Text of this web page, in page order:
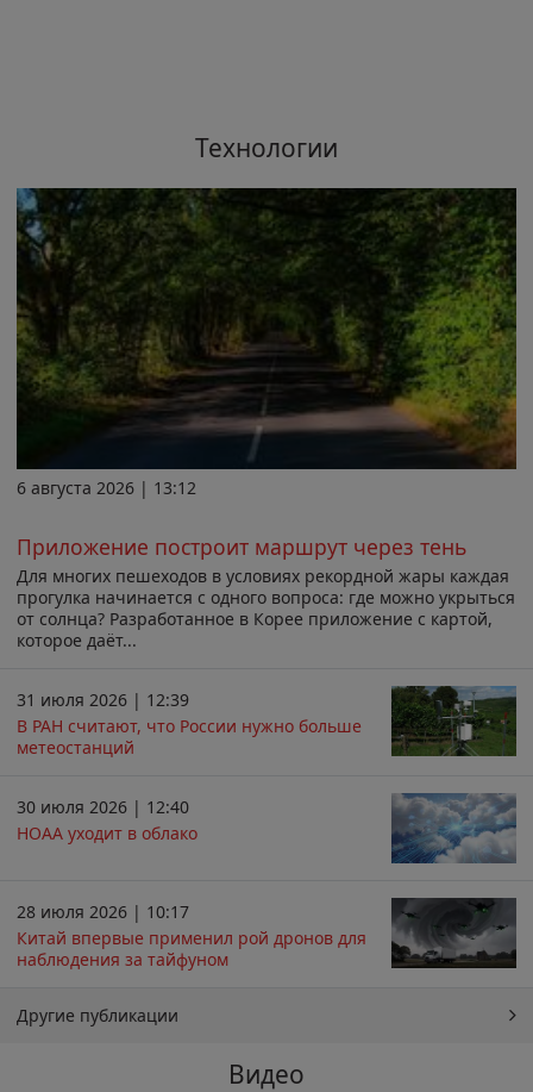
Технологии
6 августа 2026 | 13:12
Приложение построит маршрут через тень
Для многих пешеходов в условиях рекордной жары каждая
прогулка начинается с одного вопроса: где можно укрыться
от солнца? Разработанное в Корее приложение с картой,
которое даёт...
31 июля 2026 | 12:39
В РАН считают, что России нужно больше
метеостанций
30 июля 2026 | 12:40
НОАА уходит в облако
28 июля 2026 | 10:17
Китай впервые применил рой дронов для
наблюдения за тайфуном
Другие публикации
Видео